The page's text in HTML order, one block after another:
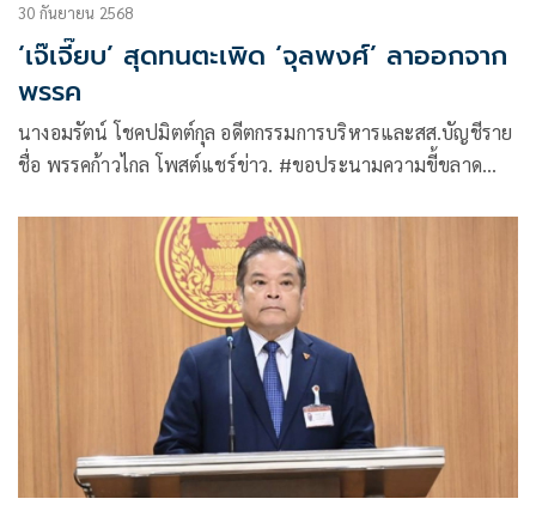
30 กันยายน 2568
‘เจ๊เจี๊ยบ’ สุดทนตะเพิด ‘จุลพงศ์’ ลาออกจาก
พรรค
นางอมรัตน์ โชคปมิตต์กุล อดีตกรรมการบริหารและสส.บัญชีราย
ชื่อ พรรคก้าวไกล โพสต์แชร์ข่าว. #ขอประนามความขี้ขลาด
อับอายให้กับ #พรรคประชาชน ในเหตุการณ์นี้